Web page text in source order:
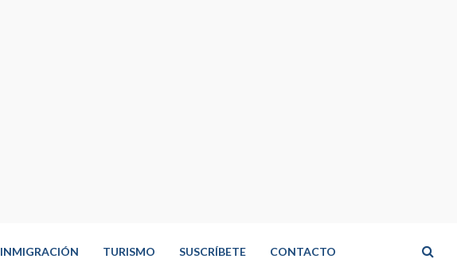
INMIGRACIÓN TURISMO SUSCRÍBETE CONTACTO